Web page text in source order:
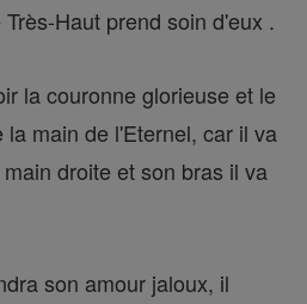
Haut prend soin d'eux .
la couronne glorieuse et le
main de l'Eternel, car il va
droite et son bras il va
son amour jaloux, il